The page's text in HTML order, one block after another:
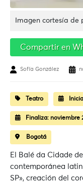
Imagen cortesía de
Compartir en
Sofía González
Teatro
Finaliza: noviembre
Bogotá
El Balé da Cidade
contemporánea
SP», creación del